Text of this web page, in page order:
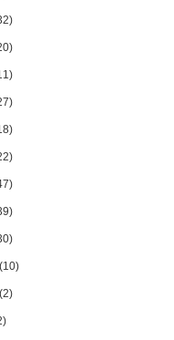
(10)
(2)